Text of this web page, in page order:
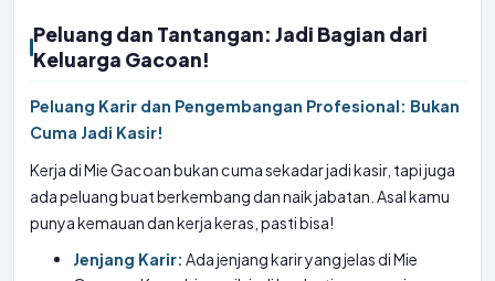
Peluang dan Tantangan: Jadi Bagian dari
Keluarga Gacoan!
Peluang Karir dan Pengembangan Profesional: Bukan
Cuma Jadi Kasir!
Kerja di Mie Gacoan bukan cuma sekadar jadi kasir, tapi juga
ada peluang buat berkembang dan naik jabatan. Asal kamu
punya kemauan dan kerja keras, pasti bisa!
Jenjang Karir: Ada jenjang karir yang jelas di Mie